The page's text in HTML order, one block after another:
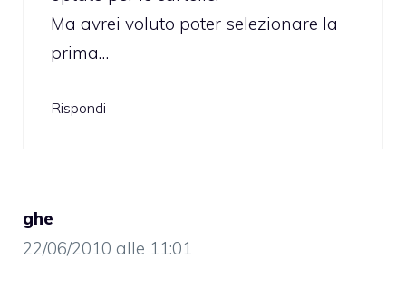
Ma avrei voluto poter selezionare la
prima…
Rispondi
ghe
22/06/2010 alle 11:01